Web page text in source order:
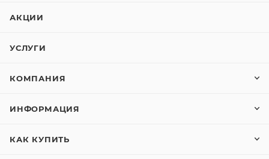
АКЦИИ
УСЛУГИ
КОМПАНИЯ
ИНФОРМАЦИЯ
КАК КУПИТЬ